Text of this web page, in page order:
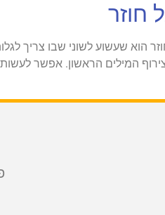
חוזר
הוא שעשוע לשוני שבו צריך
המילים הראשון. אפשר